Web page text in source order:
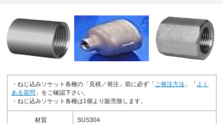
・ねじ込みソケット各種の「見積／発注」前に必ず「 ご発注方法」「 よく
ある質問 」をご確認下さい。
・ねじ込みソケット各種は1個より販売致します。
材質 SUS304